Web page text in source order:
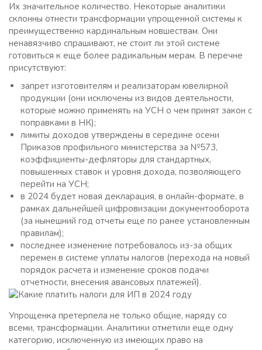
Их значительное количество. Некоторые аналитики
склонны отнести трансформации упрощенной системы к
преимущественно кардинальным новшествам. Они
ненавязчиво спрашивают, не стоит ли этой системе
готовиться к еще более радикальным мерам. В перечне
присутствуют:
запрет изготовителям и реализаторам ювелирной
продукции (они исключены из видов деятельности,
которые можно применять на УСН о чем принят закон с
поправками в НК);
лимиты доходов утверждены в середине осени
Приказов профильного министерства за №573,
коэффициенты-дефляторы для стандартных,
повышенных ставок и уровня дохода, позволяющего
перейти на УСН;
в 2024 будет новая декларация, в онлайн-формате, в
рамках дальнейшей цифровизации документооборота
(за нынешний год отчеты еще по ранее установленным
правилам);
последнее изменение потребовалось из-за общих
перемен в системе уплаты налогов (перехода на новый
порядок расчета и изменение сроков подачи
отчетности, внесения авансовых платежей).
Упрощенка претерпела не только общие, наряду со
всеми, трансформации. Аналитики отметили еще одну
категорию, исключенную из имеющих право на